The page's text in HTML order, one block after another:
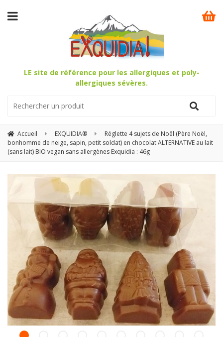
LE site de référence pour les allergiques et poly-
allergiques sévères.
Accueil EXQUIDIA®
Réglette 4 sujets de Noël (Père Noël,
bonhomme de neige, sapin, petit soldat) en chocolat ALTERNATIVE au lait
(sans lait) BIO vegan sans allergènes Exquidia : 46g